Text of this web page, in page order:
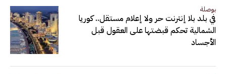
بوصلة
في بلد بلا إنترنت حر ولا إعلام مستقل.. كوريا
الشمالية تحكم قبضتها على العقول قبل
الأجساد